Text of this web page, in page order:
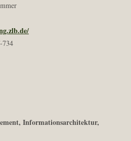
734
Informationsarchitektur,